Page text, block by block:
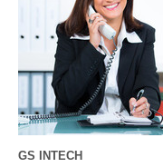
GS INTECH